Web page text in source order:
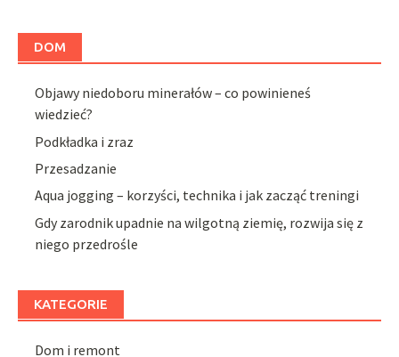
DOM
Objawy niedoboru minerałów – co powinieneś
wiedzieć?
Podkładka i zraz
Przesadzanie
Aqua jogging – korzyści, technika i jak zacząć treningi
Gdy zarodnik upadnie na wilgotną ziemię, rozwija się z
niego przedrośle
KATEGORIE
Dom i remont